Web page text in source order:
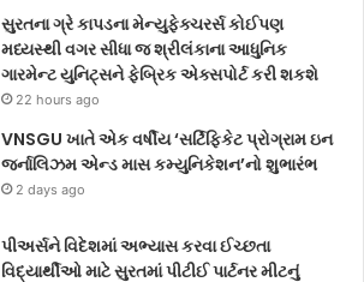
સુરતના ગ્રે કાપડના મેન્યુફેક્ચરર્સ કોઈપણ
મધ્યસ્થી વગર સીધા જ શ્રીલંકાના આધુનિક
ગારમેન્ટ યુનિટ્સને ફેબ્રિક એક્સપોર્ટ કરી શકશે
22 hours ago
VNSGU ખાતે એક વર્ષીય ‘સર્ટિફિકેટ પ્રોગ્રામ ઇન
જર્નાલિઝમ એન્ડ માસ કમ્યુનિકેશન’નો શુભારંભ
2 days ago
પીઅર્સને વિદેશમાં અભ્યાસ કરવા ઈચ્છતા
વિદ્યાર્થીઓ માટે સુરતમાં પીટીઈ પાર્ટનર મીટનું